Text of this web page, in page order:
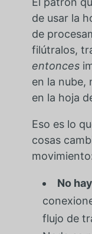
de usar la
de
filútralos,
entonces
en la nube,
en la hoja
Eso es lo
cosas
No
flujo de